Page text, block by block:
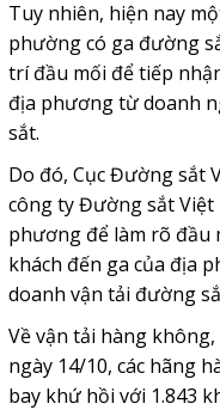
Tuy nhiên, hiện nay
phường có ga đường
trí đầu mối để tiếp
địa phương từ doanh
sắt.
Do đó, Cục Đường sắt
công ty Đường sắt Việt
phương để làm rõ
khách đến ga của địa
doanh vận tải đường
Về vận tải hàng
ngày 14/10, các hãng
bay khứ hồi với 1.843